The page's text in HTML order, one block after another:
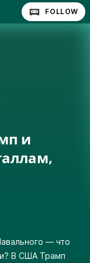
FOLLOW
и
— что
В США Трамп